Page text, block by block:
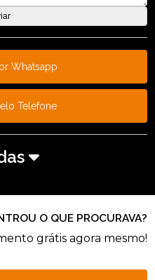
Whatsapp
Telefone
O QUE PROCURAVA?
grátis agora mesmo!